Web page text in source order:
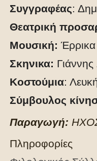
Συγγραφέας:
Θεατρική
Μουσική:
Σκηνικα: Γιάννης
Κοστούμια:
Σύμβουλος
Παραγωγή: Η
Πληροφορίες